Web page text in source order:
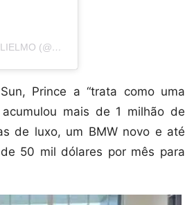
UMA PUBLICAÇÃO PARTILHADA POR EMILY ALEXANDRA GUGLIELMO (@EMILYALEXANDRAGUGLIELMO)
Prince a “trata como uma
mais de 1 milhão de
de luxo, um BMW novo e até
50 mil dólares por mês para